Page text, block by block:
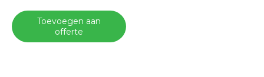
Toevoegen aan
offerte